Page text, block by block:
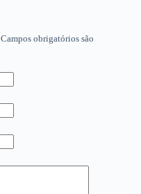
Campos obrigatórios são